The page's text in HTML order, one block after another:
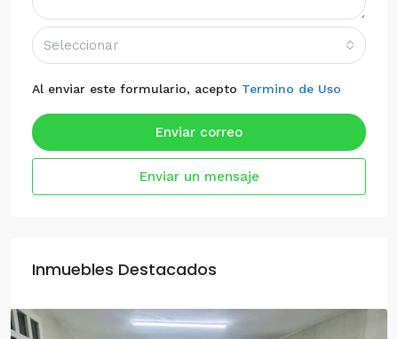
Seleccionar
Al enviar este formulario, acepto Termino de Uso
Enviar correo
Enviar un mensaje
Inmuebles Destacados